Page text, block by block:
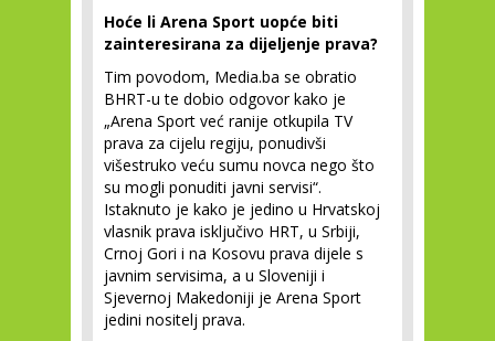
Hoće li Arena Sport uopće biti
zainteresirana za dijeljenje prava?
Tim povodom, Media.ba se obratio
BHRT-u te dobio odgovor kako je
„Arena Sport već ranije otkupila TV
prava za cijelu regiju, ponudivši
višestruko veću sumu novca nego što
su mogli ponuditi javni servisi“.
Istaknuto je kako je jedino u Hrvatskoj
vlasnik prava isključivo HRT, u Srbiji,
Crnoj Gori i na Kosovu prava dijele s
javnim servisima, a u Sloveniji i
Sjevernoj Makedoniji je Arena Sport
jedini nositelj prava.